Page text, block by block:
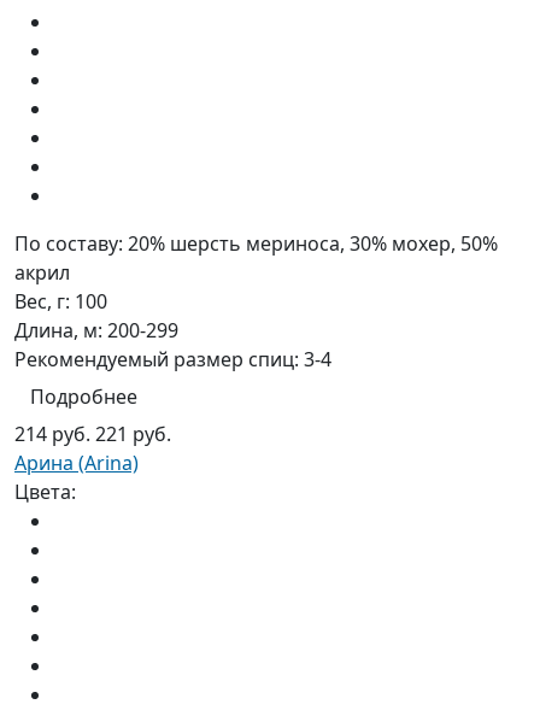
По составу: 20% шерсть мериноса, 30% мохер, 50%
акрил
Вес, г: 100
Длина, м: 200-299
Рекомендуемый размер спиц: 3-4
Подробнее
214 руб. 221 руб.
Арина (Arina)
Цвета: